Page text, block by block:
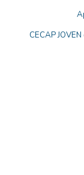
CECAP